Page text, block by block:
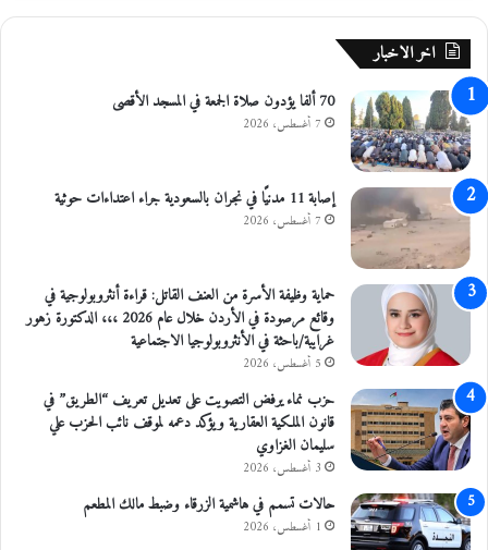
ل
ل
ت
ل
ا
ع
ب
ت
ا
ر
خ
ا
ل
ا
ن
ت
ه
ا
ء
اخر الاخبار
70 ألفا يؤدون صلاة الجمعة في المسجد الأقصى
7 أغسطس، 2026
إصابة 11 مدنيًا في نجران بالسعودية جراء اعتداءات حوثية
7 أغسطس، 2026
حماية وظيفة الأسرة من العنف القاتل: قراءة أنثروبولوجية في
وقائع مرصودة في الأردن خلال عام 2026 ،،، الدكتورة زهور
غرايبة/باحثة في الأنثروبولوجيا الاجتماعية
5 أغسطس، 2026
حزب نماء يرفض التصويت على تعديل تعريف “الطريق” في
قانون الملكية العقارية ويؤكد دعمه لموقف نائب الحزب علي
سليمان الغزاوي
3 أغسطس، 2026
حالات تسمم في هاشمية الزرقاء وضبط مالك المطعم
1 أغسطس، 2026